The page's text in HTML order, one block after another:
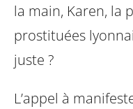
la main, Karen, la
prostituées
juste ?
L’appel à